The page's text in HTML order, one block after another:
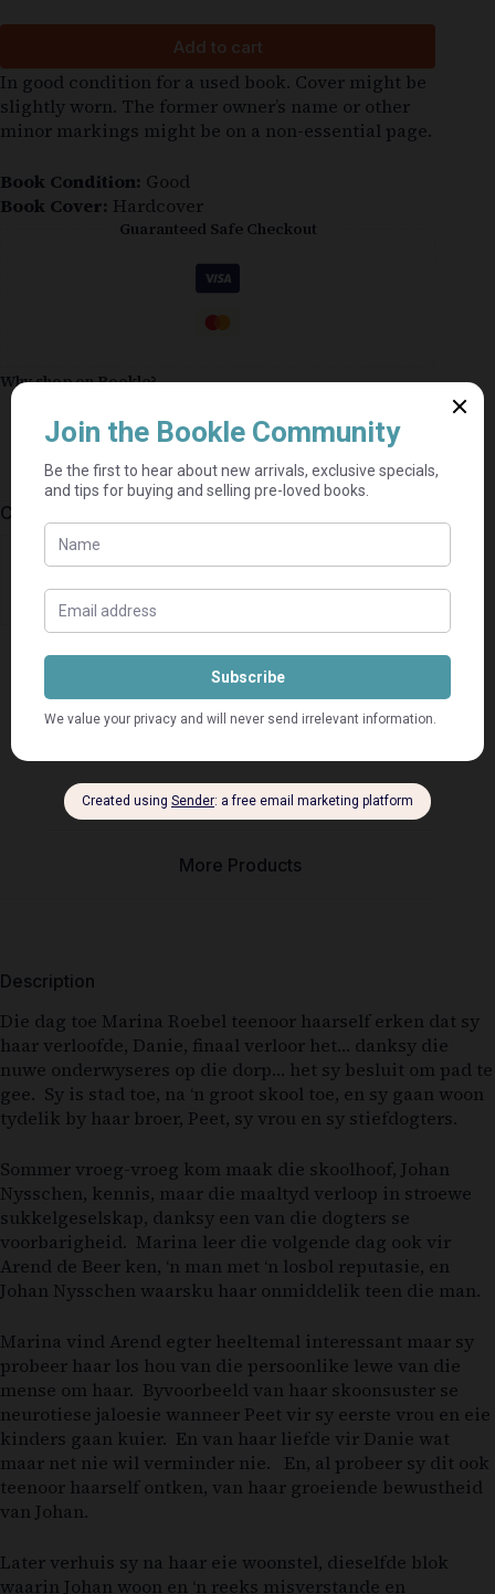
Add to cart
In good condition for a used book. Cover might be
slightly worn. The former owner’s name or other
minor markings might be on a non-essential page.
Book Condition: Good
Book Cover: Hardcover
Guaranteed Safe Checkout
Why shop on Bookle?
The Courier Guy shipping from R69 — no
added fees
Bundle books — one shipping fee per seller
Categories:
Description
Seller Info
More Products
Description
Die dag toe Marina Roebel teenoor haarself erken dat sy
haar verloofde, Danie, finaal verloor het… danksy die
nuwe onderwyseres op die dorp… het sy besluit om pad te
gee. Sy is stad toe, na ‘n groot skool toe, en sy gaan woon
tydelik by haar broer, Peet, sy vrou en sy stiefdogters.
Sommer vroeg-vroeg kom maak die skoolhoof, Johan
Nysschen, kennis, maar die maaltyd verloop in stroewe
sukkelgeselskap, danksy een van die dogters se
voorbarigheid. Marina leer die volgende dag ook vir
Arend de Beer ken, ‘n man met ‘n losbol reputasie, en
Johan Nysschen waarsku haar onmiddelik teen die man.
Marina vind Arend egter heeltemal interessant maar sy
probeer haar los hou van die persoonlike lewe van die
mense om haar. Byvoorbeeld van haar skoonsuster se
neurotiese jaloesie wanneer Peet vir sy eerste vrou en eie
kinders gaan kuier. En van haar liefde vir Danie wat
maar net nie wil verminder nie. En, al probeer sy dit ook
teenoor haarself ontken, van haar groeiende bewustheid
van Johan.
Later verhuis sy na haar eie woonstel, dieselfde blok
waarin Johan woon en ‘n reeks misverstande en